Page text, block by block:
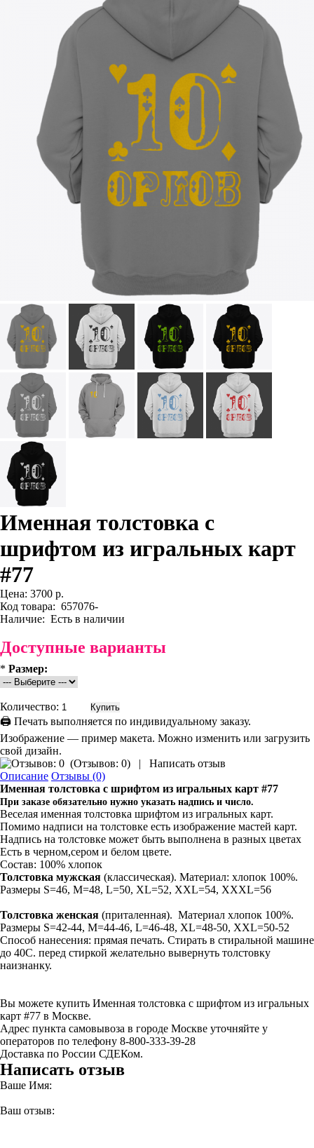
Именная толстовка с
шрифтом из игральных карт
#77
Цена: 3700 р.
Код товара: 657076-
Наличие: Есть в наличии
Доступные варианты
* Размер:
Количество:
🖨 Печать выполняется по индивидуальному заказу.
Изображение — пример макета. Можно изменить или загрузить
свой дизайн.
(Отзывов: 0) |
Написать отзыв
Описание Отзывы (0)
Именная толстовка с шрифтом из игральных карт #77
При заказе обязательно нужно указать надпись и число.
Веселая именная толстовка шрифтом из игральных карт.
Помимо надписи на толстовке есть изображение мастей карт.
Надпись на толстовке может быть выполнена в разных цветах
Есть в черном,сером и белом цвете.
Состав: 100% хлопок
Толстовка мужская (классическая). Материал: хлопок 100%.
Размеры S=46, M=48, L=50, XL=52, XXL=54, XXXL=56
Толстовка женская (приталенная). Материал хлопок 100%.
Размеры S=42-44, M=44-46, L=46-48, XL=48-50, XXL=50-52
Способ нанесения: прямая печать. Стирать в стиральной машине
до 40С. перед стиркой желательно вывернуть толстовку
наизнанку.
Вы можете купить Именная толстовка с шрифтом из игральных
карт #77 в Москве.
Адрес пункта самовывоза в городе Москве уточняйте у
операторов по телефону 8-800-333-39-28
Доставка по России СДЕКом.
Написать отзыв
Ваше Имя:
Ваш отзыв: